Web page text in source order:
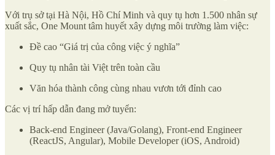
Với trụ sở tại Hà Nội, Hồ Chí Minh và quy tụ hơn 1.500 nhân sự
xuất sắc, One Mount tâm huyết xây dựng môi trường làm việc:
Đề cao “Giá trị của công việc ý nghĩa”
Quy tụ nhân tài Việt trên toàn cầu
Văn hóa thành công cùng nhau vươn tới đỉnh cao
Các vị trí hấp dẫn đang mở tuyển:
Back-end Engineer (Java/Golang), Front-end Engineer
(ReactJS, Angular), Mobile Developer (iOS, Android)